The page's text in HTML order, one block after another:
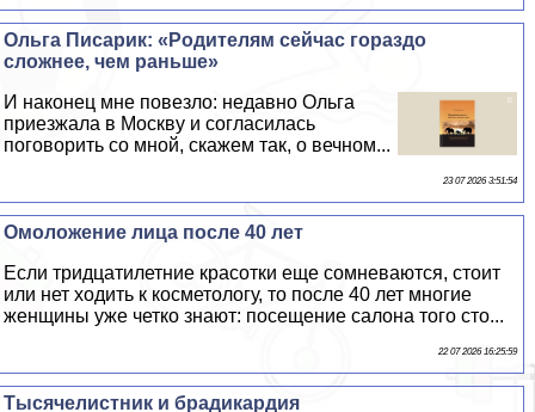
Ольга Писарик: «Родителям сейчас гораздо
сложнее, чем раньше»
И наконец мне повезло: недавно Ольга
приезжала в Москву и согласилась
поговорить со мной, скажем так, о вечном...
23 07 2026 3:51:54
Омоложение лица после 40 лет
Если тридцатилетние красотки еще сомневаются, стоит
или нет ходить к косметологу, то после 40 лет многие
женщины уже четко знают: посещение салона того сто...
22 07 2026 16:25:59
Тысячелистник и брадикардия